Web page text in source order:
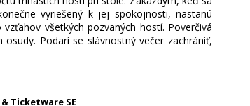
vyriešený k jej spokojnosti, nastanú
všetkých pozvaných hostí. Poverčivá
Podarí se slávnostný večer zachrániť,
Ticketware SE